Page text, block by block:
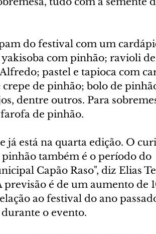
do festival com um
com pinhão; ravioli
pastel e tapioca com
de pinhão; bolo de
dentre outros. Para
de pinhão.
já está na quarta edição. O
pinhão também é o período do
Capão Raso", diz Elias
é de um aumento de
ao festival do ano
durante o evento.